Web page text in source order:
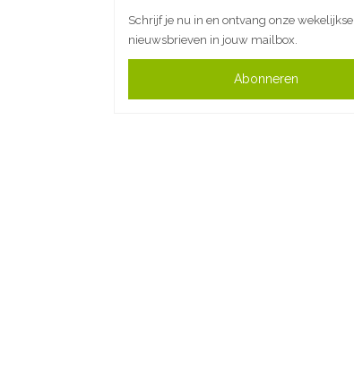
Schrijf je nu in en ontvang onze wekelijkse
nieuwsbrieven in jouw mailbox.
Abonneren